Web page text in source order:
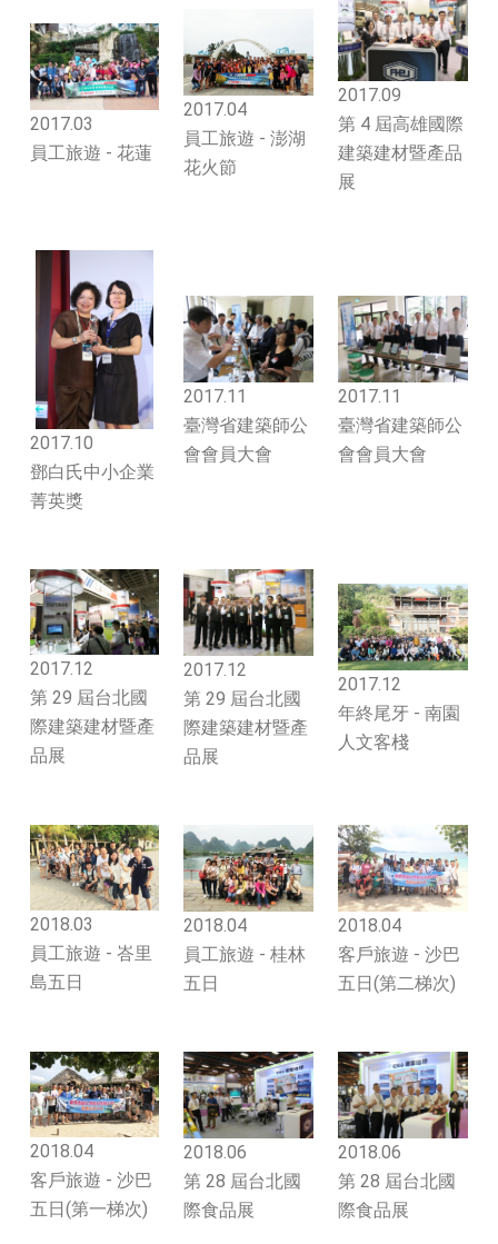
2017.03
員工旅遊 - 花蓮
2017.04
員工旅遊 - 澎湖
花火節
2017.09
第 4 屆高雄國際
建築建材暨產品
展
2017.10
鄧白氏中小企業
菁英獎
2017.11
臺灣省建築師公
會會員大會
2017.11
臺灣省建築師公
會會員大會
2017.12
第 29 屆台北國
際建築建材暨產
品展
2017.12
第 29 屆台北國
際建築建材暨產
品展
2017.12
年終尾牙 - 南園
人文客棧
2018.03
員工旅遊 - 峇里
島五日
2018.04
員工旅遊 - 桂林
五日
2018.04
客戶旅遊 - 沙巴
五日(第二梯次)
2018.04
客戶旅遊 - 沙巴
五日(第一梯次)
2018.06
第 28 屆台北國
際食品展
2018.06
第 28 屆台北國
際食品展